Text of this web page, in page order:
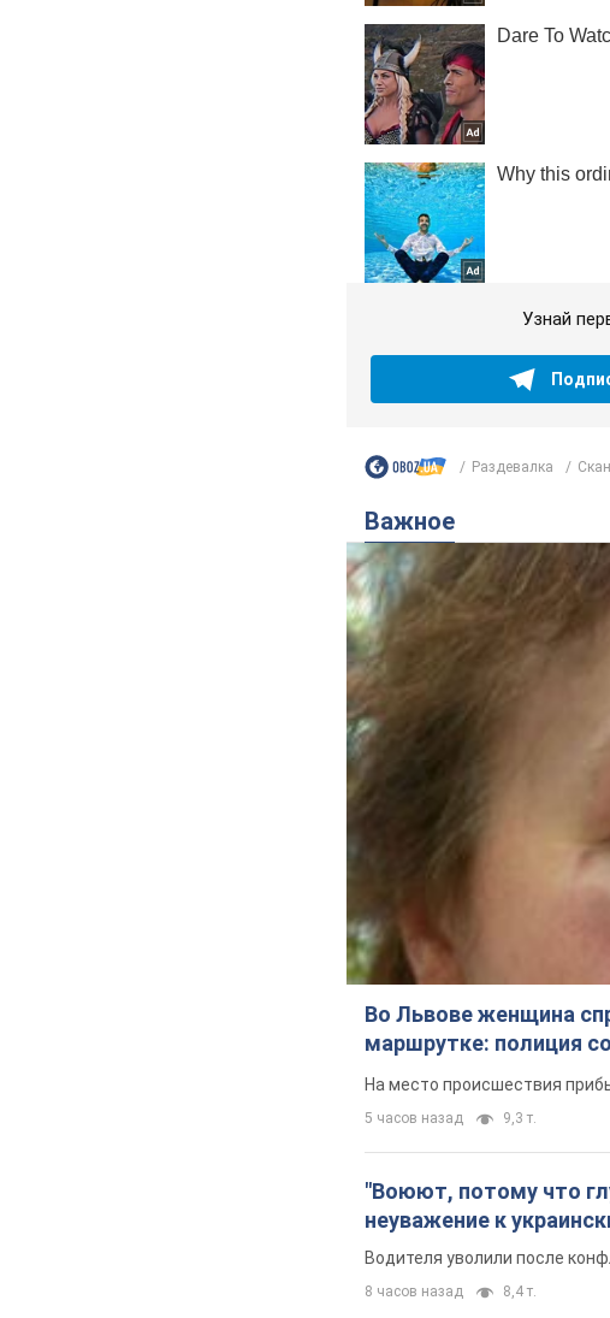
Узнай
Раздевалка
Важное
Во Львове женщина
маршрутке: полиция
На место происшествия
5 часов назад 9,3 т.
"Воюют, потому что
неуважение к
Водителя уволили после
8 часов назад 8,4 т.